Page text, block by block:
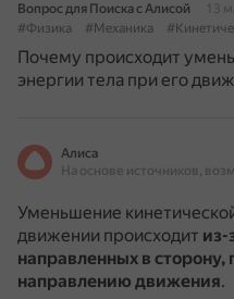
Вопрос для Поиска с Алисой
13
#Физика
#Механика
Почему происходит
энергии тела при его
Алиса
Уменьшение
движении происходит из-
направленных в
направлению движения.